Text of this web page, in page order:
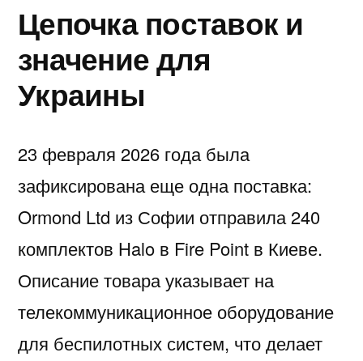
Цепочка поставок и
значение для
Украины
23 февраля 2026 года была
зафиксирована еще одна поставка:
Ormond Ltd из Софии отправила 240
комплектов Halo в Fire Point в Киеве.
Описание товара указывает на
телекоммуникационное оборудование
для беспилотных систем, что делает